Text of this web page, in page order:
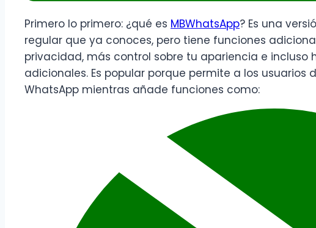
Primero lo primero: ¿qué es MBWhatsApp? Es una
regular que ya conoces, pero tiene funciones
privacidad, más control sobre tu apariencia e incluso
adicionales. Es popular porque permite a los usuarios
WhatsApp mientras añade funciones como: